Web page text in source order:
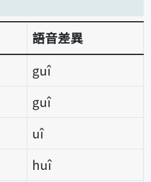
語音差異
guî
guî
uî
huî